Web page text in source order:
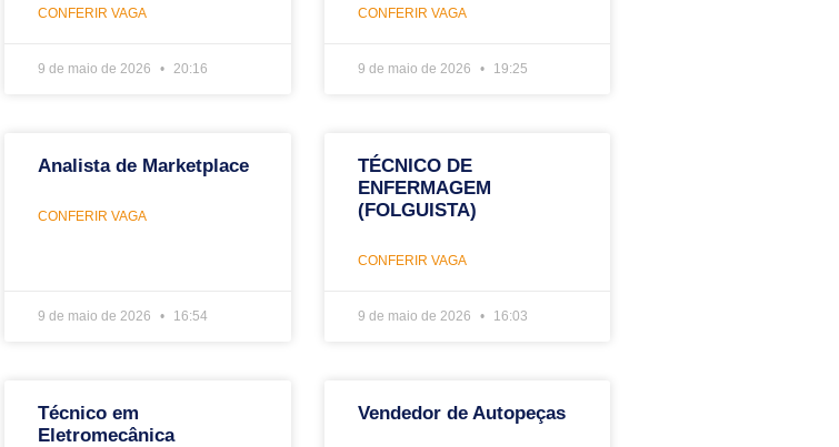
CONFERIR VAGA
9 de maio de 2026 20:16
CONFERIR VAGA
9 de maio de 2026 19:25
Analista de Marketplace
CONFERIR VAGA
9 de maio de 2026 16:54
TÉCNICO DE
ENFERMAGEM
(FOLGUISTA)
CONFERIR VAGA
9 de maio de 2026 16:03
Técnico em
Eletromecânica
Vendedor de Autopeças